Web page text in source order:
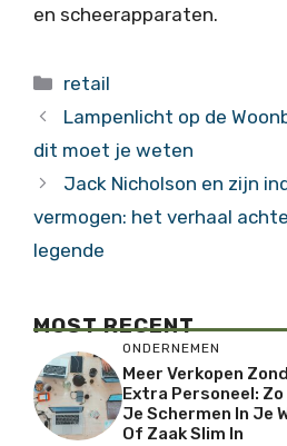
en scheerapparaten.
Categorieën
retail
Lampenlicht op de
dit moet je weten
Jack Nicholson en zijn
vermogen: het verhaal
legende
MOST RECENT
ONDERNEMEN
Meer Verkopen
Extra Personeel:
Je Schermen In Je
Of Zaak Slim In